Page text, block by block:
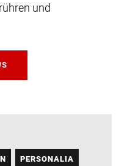
und
PERSONALIA